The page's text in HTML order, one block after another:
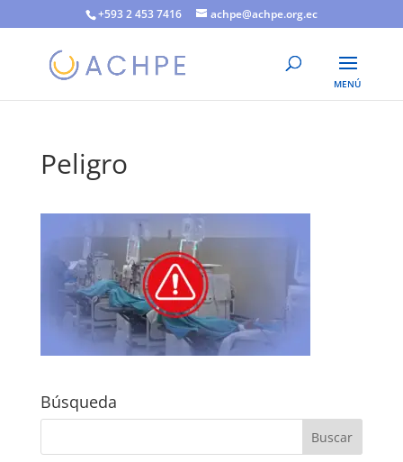
+593 2 453 7416 achpe@achpe.org.ec
Peligro
Búsqueda